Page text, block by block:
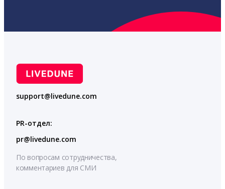
support@livedune.com
PR-отдел:
pr@livedune.com
По вопросам сотрудничества,
комментариев для СМИ